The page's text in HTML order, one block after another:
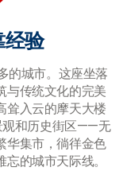
验
的城市。这座坐落
与传统文化的完美
耸入云的摩天大楼
观和历史街区——无
华集市，徜徉金色
的城市天际线。